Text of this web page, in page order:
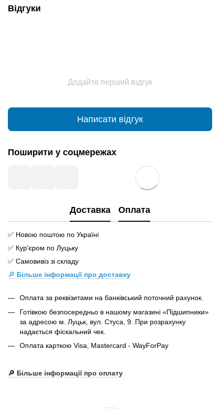
Відгуки
Додайте перший відгук
Написати відгук
Поширити у соцмережах
Доставка Оплата
✅ Новою поштою по Україні
✅ Кур'єром по Луцьку
✅ Самовивіз зі складу
🔎 Більше інформації про доставку
Оплата за реквізитами на банківський поточний рахунок.
Готівкою безпосередньо в нашому магазині «Підшипники»
за адресою м. Луцьк, вул. Стуса, 9. При розрахунку
надається фіскальний чек.
Оплата карткою Visa, Mastercard - WayForPay
🔎 Більше інформації про оплату